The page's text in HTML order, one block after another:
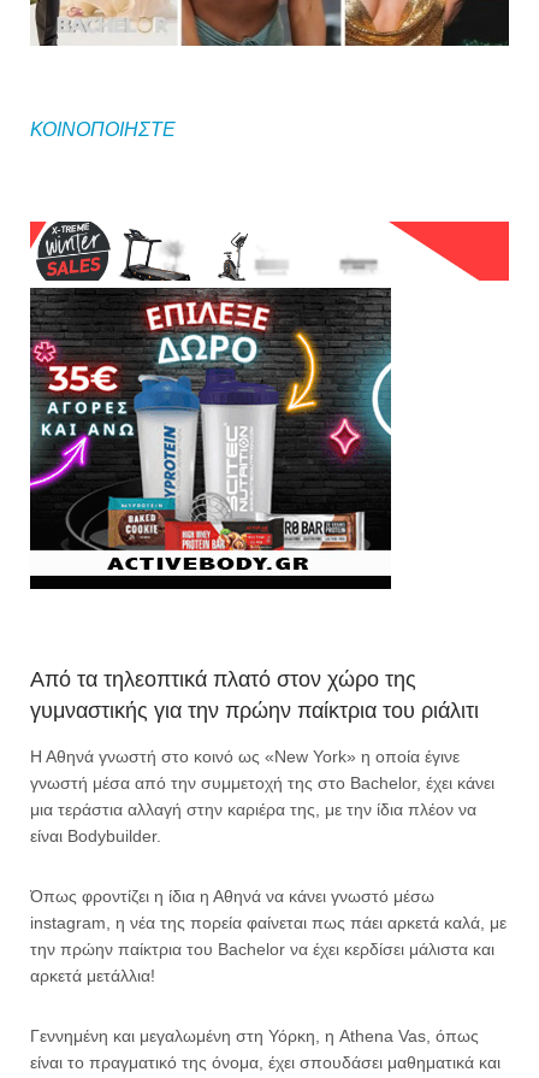
ΚΟΙΝΟΠΟΙΗΣΤΕ
Από τα τηλεοπτικά πλατό στον χώρο της
γυμναστικής για την πρώην παίκτρια του ριάλιτι
Η Αθηνά γνωστή στο κοινό ως «New York» η οποία έγινε
γνωστή μέσα από την συμμετοχή της στο Bachelor, έχει κάνει
μια τεράστια αλλαγή στην καριέρα της, με την ίδια πλέον να
είναι Bodybuilder.
Όπως φροντίζει η ίδια η Αθηνά να κάνει γνωστό μέσω
instagram, η νέα της πορεία φαίνεται πως πάει αρκετά καλά, με
την πρώην παίκτρια του Bachelor να έχει κερδίσει μάλιστα και
αρκετά μετάλλια!
Γεννημένη και μεγαλωμένη στη Υόρκη, η Athena Vas, όπως
είναι το πραγματικό της όνομα, έχει σπουδάσει μαθηματικά και